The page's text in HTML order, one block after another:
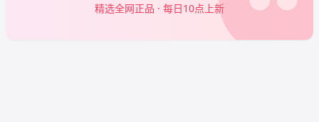
精选全网正品 · 每日10点上新